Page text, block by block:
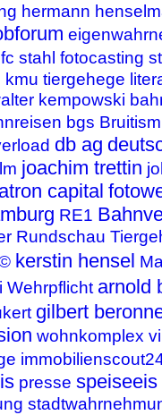
hermann
stahl fotocasting
kmu tiergehege
kempowski
bgs
db ag
joachim trettin
capital
RE1
Rundschau
kerstin hensel
Wehrpflicht arnold
gilbert
wohnkomplex
presse speiseeis